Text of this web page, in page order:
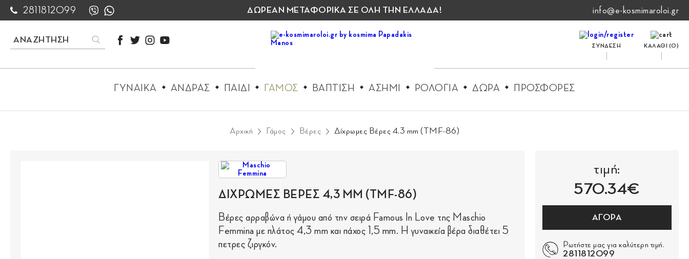
2811812099 ΔΩΡΕΑΝ ΜΕΤΑΦΟΡΙΚΑ ΣΕ ΟΛΗ ΤΗΝ ΕΛΛΑΔΑ! info@e-kosmimaroloi.gr
ΣΥΝΔΕΣΗ ΚΑΛΑΘΙ (0)
ΓΥΝΑΙΚΑ ΑΝΔΡΑΣ ΠΑΙΔΙ ΓΑΜΟΣ ΒΑΠΤΙΣΗ ΑΣΗΜΙ ΡΟΛΟΓΙΑ ΔΩΡΑ ΠΡΟΣΦΟΡΕΣ
Αρχική Γάμος Βέρες Δίχρωμες Βέρες 4,3 mm (TMF-86)
ΔΙΧΡΩΜΕΣ ΒΕΡΕΣ 4,3 MM (TMF-86)
Βέρες αρραβώνα ή γάμου από την σειρά Famous In Love της Maschio
Femmina με πλάτος 4,3 mm και πάχος 1,5 mm. Η γυναικεία βέρα διαθέτει 5
πετρες ζιργκόν.
τιμή:
570.34€
ΑΓΟΡΑ
Ρωτήστε μας για καλύτερη τιμή.
2811812099